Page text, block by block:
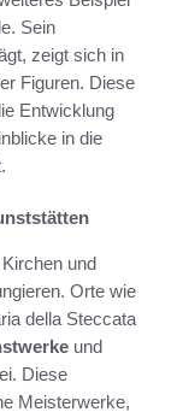
Sein
zeigt sich in
Figuren. Diese
Entwicklung
in die
und
Orte wie
della Steccata
und
Diese
Meisterwerke,